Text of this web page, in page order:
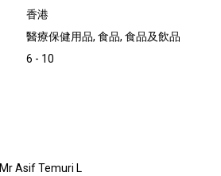
香港
醫療保健用品, 食品, 食品及飲品
6 - 10
Mr Asif Temuri L